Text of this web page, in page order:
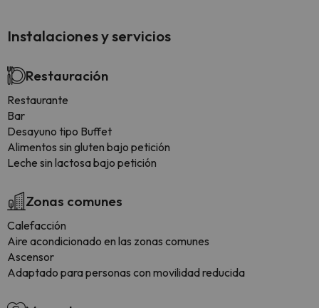
Instalaciones y servicios
Restauración
Restaurante
Bar
Desayuno tipo Buffet
Alimentos sin gluten bajo petición
Leche sin lactosa bajo petición
Zonas comunes
Calefacción
Aire acondicionado en las zonas comunes
Ascensor
Adaptado para personas con movilidad reducida